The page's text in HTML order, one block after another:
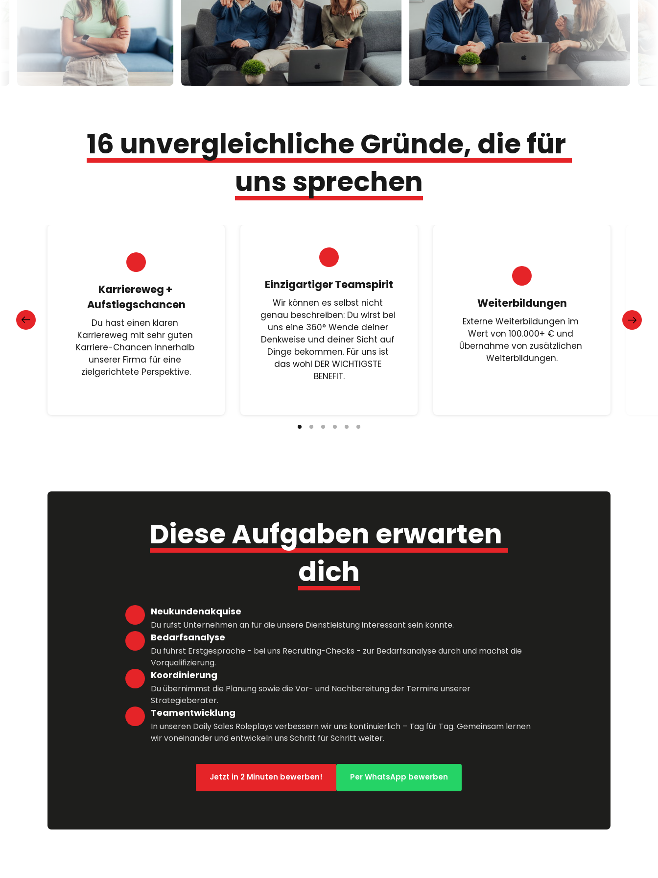
16 unvergleichliche Gründe, die
uns sprechen
Karriereweg +
Aufstiegschancen
Du hast einen klaren
Karriereweg mit sehr guten
Karriere-Chancen innerhalb
unserer Firma für eine
zielgerichtete Perspektive.
Einzigartiger Teamspirit
Wir können es selbst nicht
genau beschreiben: Du wirst bei
uns eine 360° Wende deiner
Denkweise und deiner Sicht auf
Dinge bekommen. Für uns ist
das wohl DER WICHTIGSTE
BENEFIT.
Weiterbildungen
Externe Weiterbildungen im
Wert von 100.000+ € und
Übernahme von zusätzlichen
Weiterbildungen.
Diese Aufgaben
dich
Neukundenakquise
Du rufst Unternehmen an für die unsere Dienstleistung interessant sein könnte.
Bedarfsanalyse
Du führst Erstgespräche - bei uns Recruiting-Checks - zur Bedarfsanalyse durch und machst die
Vorqualifizierung.
Koordinierung
Du übernimmst die Planung sowie die Vor- und Nachbereitung der Termine unserer
Strategieberater.
Teamentwicklung
In unseren Daily Sales Roleplays verbessern wir uns kontinuierlich – Tag für Tag. Gemeinsam lernen
wir voneinander und entwickeln uns Schritt für Schritt weiter.
Jetzt in 2 Minuten bewerben! Per WhatsApp bewerben